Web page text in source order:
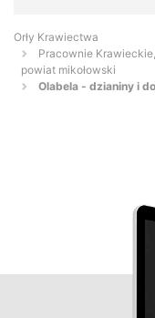
Orły Krawiectwa
Pracownie
powiat mikołowski
Olabela - dzianiny i